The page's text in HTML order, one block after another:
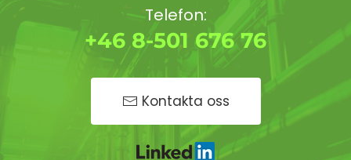
Telefon:
+46 8-501 676 76
Kontakta oss